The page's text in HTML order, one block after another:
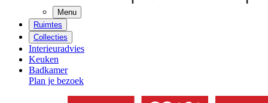
Menu
Ruimtes
Collecties
Interieuradvies
Keuken
Badkamer
Plan je bezoek